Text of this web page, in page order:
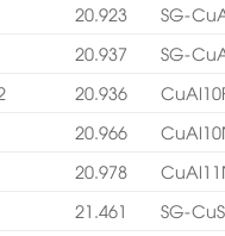
20.923
SG-
20.937
SG-
20.936
20.966
20.978
21.461 SG-